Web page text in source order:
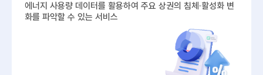
에너지 사용량 데이터를 활용하여 주요 상권의 침체·활성화 변
화를 파악할 수 있는 서비스